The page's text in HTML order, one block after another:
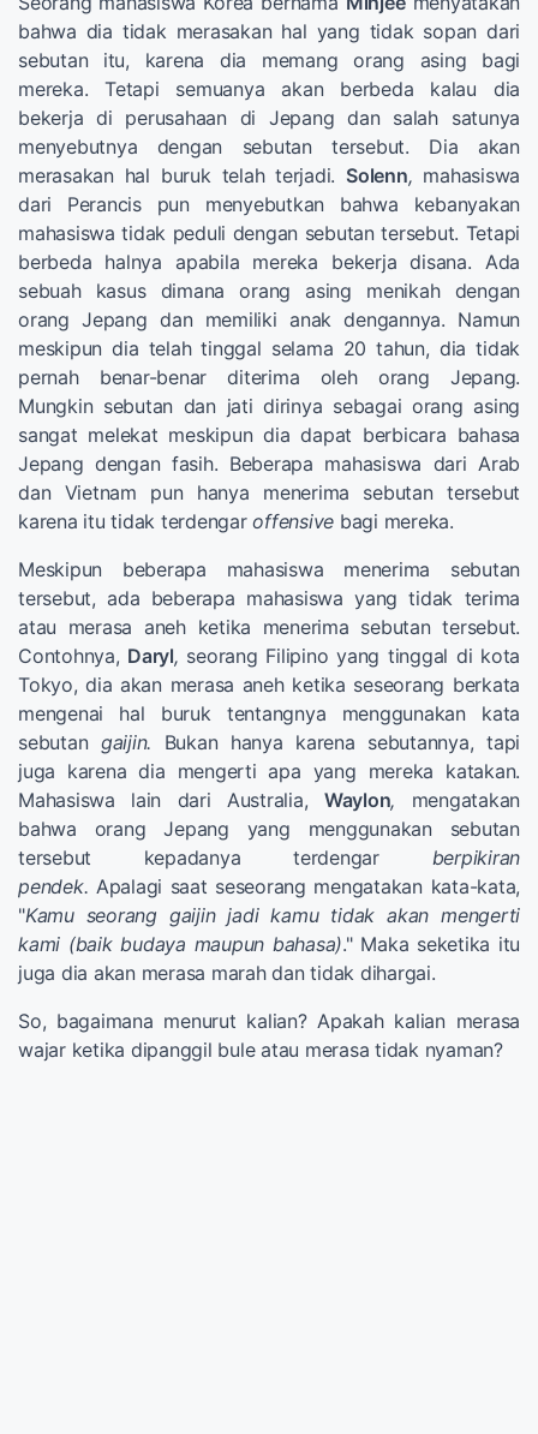
bahwa dia tidak merasakan hal yang tidak sopan dari
sebutan itu, karena dia memang orang asing bagi
mereka. Tetapi semuanya akan berbeda kalau dia
bekerja di perusahaan di Jepang dan salah satunya
menyebutnya dengan sebutan tersebut. Dia akan
merasakan hal buruk telah terjadi. Solenn, mahasiswa
dari Perancis pun menyebutkan bahwa kebanyakan
mahasiswa tidak peduli dengan sebutan tersebut. Tetapi
berbeda halnya apabila mereka bekerja disana. Ada
sebuah kasus dimana orang asing menikah dengan
orang Jepang dan memiliki anak dengannya. Namun
meskipun dia telah tinggal selama 20 tahun, dia tidak
pernah benar-benar diterima oleh orang Jepang.
Mungkin sebutan dan jati dirinya sebagai orang asing
sangat melekat meskipun dia dapat berbicara bahasa
Jepang dengan fasih. Beberapa mahasiswa dari Arab
dan Vietnam pun hanya menerima sebutan tersebut
karena itu tidak terdengaroffensive bagi mereka.
Meskipun beberapa mahasiswa menerima sebutan
tersebut, ada beberapa mahasiswa yang tidak terima
atau merasa aneh ketika menerima sebutan tersebut.
Contohnya, Daryl, seorang Filipino yang tinggal di kota
Tokyo, dia akan merasa aneh ketika seseorang berkata
mengenai hal buruk tentangnya menggunakan kata
sebutan gaijin. Bukan hanya karena sebutannya, tapi
juga karena dia mengerti apa yang mereka katakan.
Mahasiswa lain dari Australia, Waylon, mengatakan
bahwa orang Jepang yang menggunakan sebutan
tersebut kepadanya terdengar berpikiran
pendek. Apalagi saat seseorang mengatakan kata-kata,
"Kamu seorang gaijin jadi kamu tidak akan mengerti
kami (baik budaya maupun bahasa)." Maka seketika itu
juga dia akan merasa marah dan tidak dihargai.
So, bagaimana menurut kalian? Apakah kalian merasa
wajar ketika dipanggil bule atau merasa tidak nyaman?